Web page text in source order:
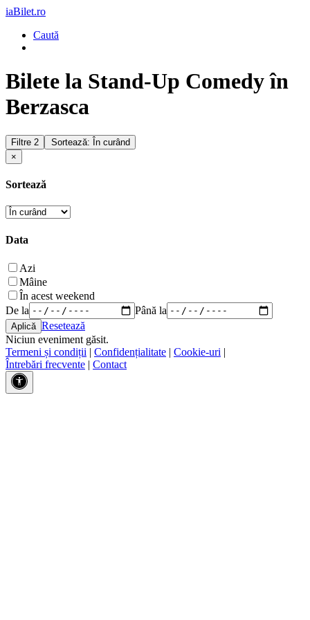
iaBilet.ro
Caută
Bilete la Stand-Up Comedy în
Berzasca
Filtre 2
Sortează: În curând
×
Sortează
Data
Azi
Mâine
În acest weekend
De la
Până la
Resetează
Niciun eveniment găsit.
Termeni și condiții | Confidențialitate | Cookie-uri |
Întrebări frecvente | Contact